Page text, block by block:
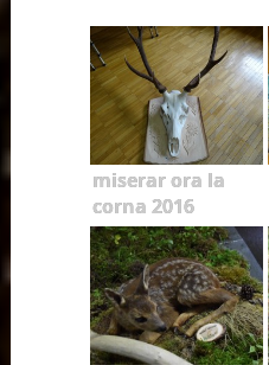
miserar ora la
corna 2016